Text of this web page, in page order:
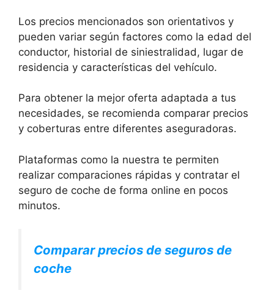
Los precios mencionados son orientativos y
pueden variar según factores como la edad del
conductor, historial de siniestralidad, lugar de
residencia y características del vehículo.
Para obtener la mejor oferta adaptada a tus
necesidades, se recomienda comparar precios
y coberturas entre diferentes aseguradoras.
Plataformas como la nuestra te permiten
realizar comparaciones rápidas y contratar el
seguro de coche de forma online en pocos
minutos.
Comparar precios de seguros de
coche